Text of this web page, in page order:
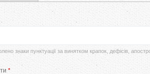
знаки пунктуації за винятком крапок, дефісів,
*